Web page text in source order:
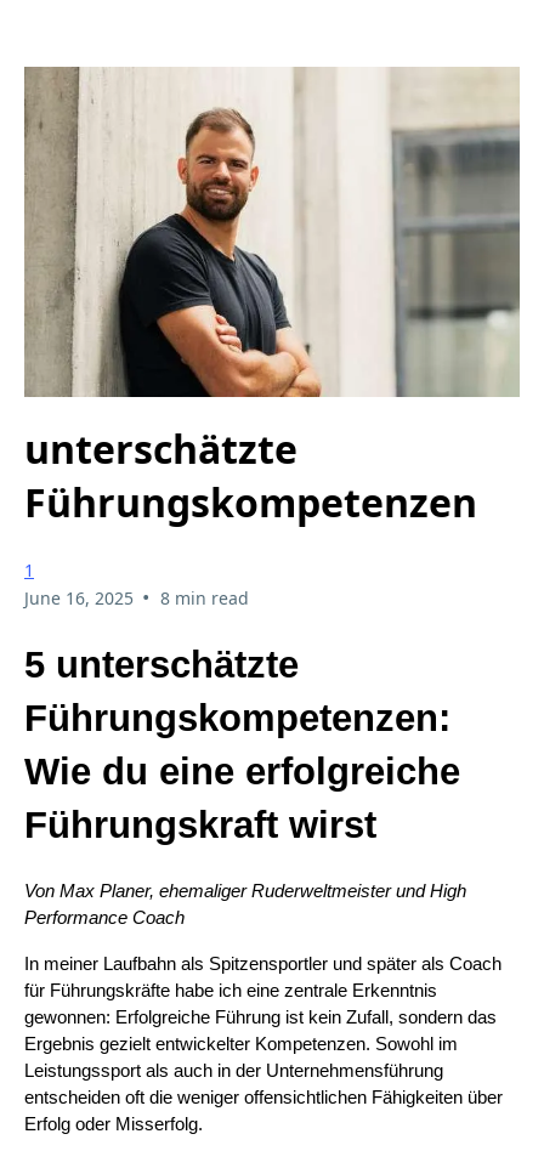
unterschätzte
Führungskompetenzen
1
June 16, 2025 • 8 min read
5 unterschätzte
Führungskompetenzen:
Wie du eine erfolgreiche
Führungskraft wirst
Von Max Planer, ehemaliger Ruderweltmeister und High
Performance Coach
In meiner Laufbahn als Spitzensportler und später als Coach
für Führungskräfte habe ich eine zentrale Erkenntnis
gewonnen: Erfolgreiche Führung ist kein Zufall, sondern das
Ergebnis gezielt entwickelter Kompetenzen. Sowohl im
Leistungssport als auch in der Unternehmensführung
entscheiden oft die weniger offensichtlichen Fähigkeiten über
Erfolg oder Misserfolg.